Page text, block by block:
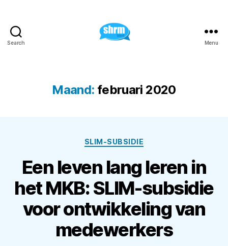
Search
Coaching
|
Menu
Maand: februari 2020
Categorieën
SLIM-SUBSIDIE
Een leven lang leren in
het MKB: SLIM-subsidie
voor ontwikkeling van
medewerkers